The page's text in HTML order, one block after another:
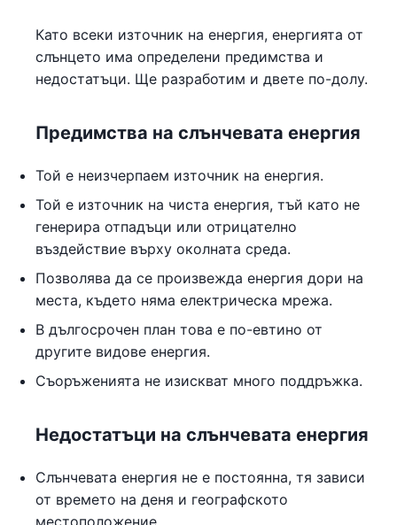
Като всеки източник на енергия, енергията от
слънцето има определени предимства и
недостатъци. Ще разработим и двете по-долу.
Предимства на слънчевата енергия
Той е неизчерпаем източник на енергия.
Той е източник на чиста енергия, тъй като не
генерира отпадъци или отрицателно
въздействие върху околната среда.
Позволява да се произвежда енергия дори на
места, където няма електрическа мрежа.
В дългосрочен план това е по-евтино от
другите видове енергия.
Съоръженията не изискват много поддръжка.
Недостатъци на слънчевата енергия
Слънчевата енергия не е постоянна, тя зависи
от времето на деня и географското
местоположение.